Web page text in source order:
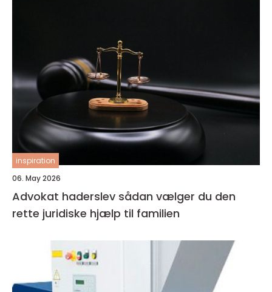
inspiration
06. May 2026
Advokat haderslev sådan vælger du den
rette juridiske hjælp til familien